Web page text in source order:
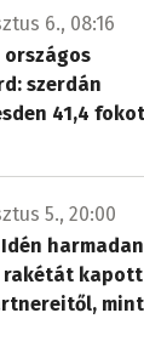
6., 08:16
országos
szerdán
41,4 fokot
5., 20:00
rakétát kapott
mint